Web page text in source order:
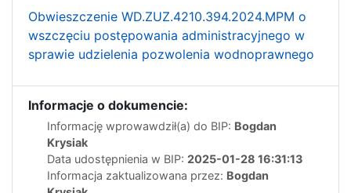
Obwieszczenie WD.ZUZ.4210.394.2024.MPM o
wszczęciu postępowania administracyjnego w
sprawie udzielenia pozwolenia wodnoprawnego
Informacje o dokumencie:
Informację wprowawdził(a) do BIP: Bogdan
Krysiak
Data udostępnienia w BIP: 2025-01-28 16:31:13
Informacja zaktualizowana przez: Bogdan